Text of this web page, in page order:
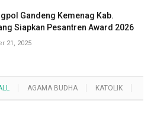
Gandeng Kemenag Kab.
Siapkan Pesantren Award 2026
21, 2025
AGAMA BUDHA KATOLIK